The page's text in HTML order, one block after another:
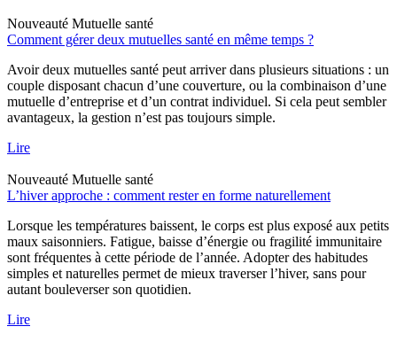
Nouveauté Mutuelle santé
Comment gérer deux mutuelles santé en même temps ?
Avoir deux mutuelles santé peut arriver dans plusieurs situations : un
couple disposant chacun d’une couverture, ou la combinaison d’une
mutuelle d’entreprise et d’un contrat individuel. Si cela peut sembler
avantageux, la gestion n’est pas toujours simple.
Lire
Nouveauté Mutuelle santé
L’hiver approche : comment rester en forme naturellement
Lorsque les températures baissent, le corps est plus exposé aux petits
maux saisonniers. Fatigue, baisse d’énergie ou fragilité immunitaire
sont fréquentes à cette période de l’année. Adopter des habitudes
simples et naturelles permet de mieux traverser l’hiver, sans pour
autant bouleverser son quotidien.
Lire